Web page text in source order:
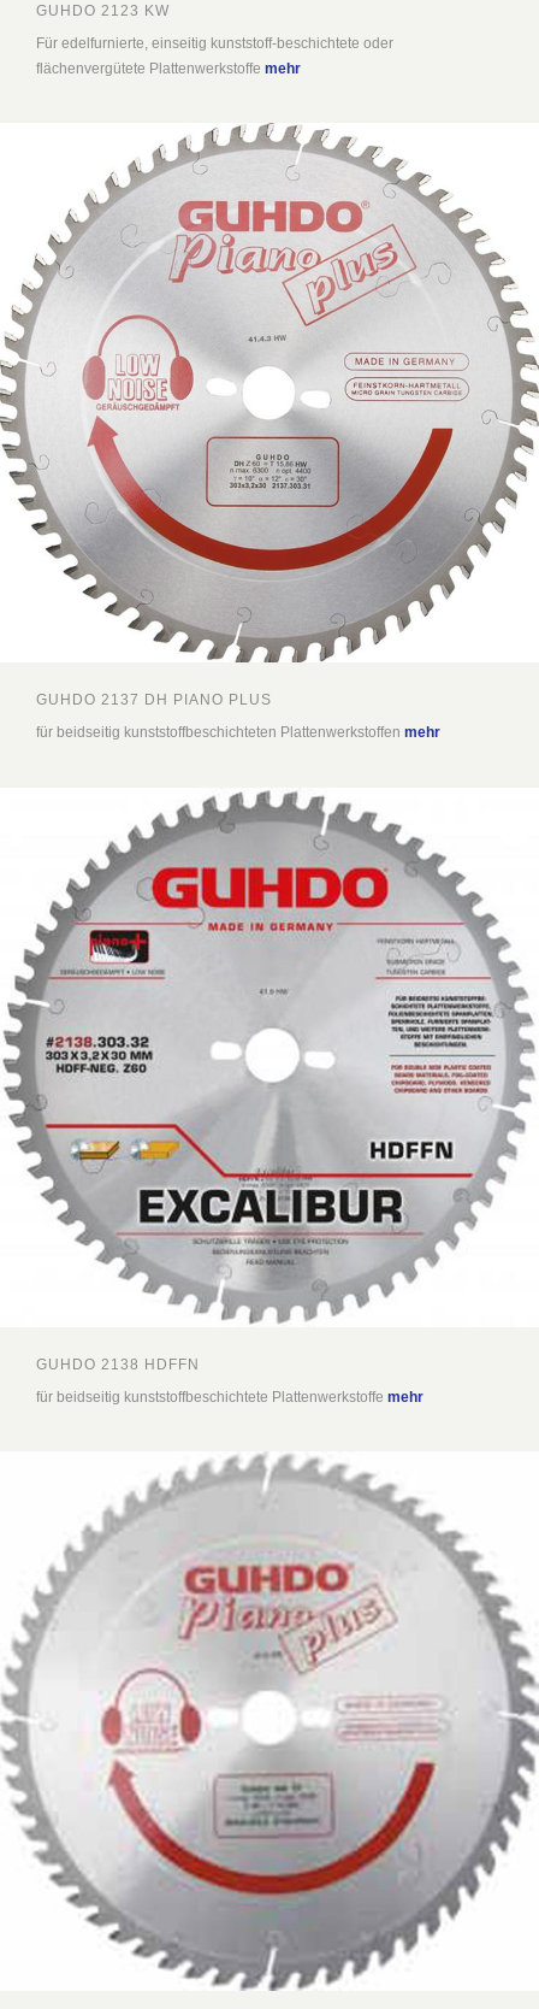
GUHDO 2123 KW
Für edelfurnierte, einseitig kunststoff-beschichtete oder
flächenvergütete Plattenwerkstoffe mehr
GUHDO 2137 DH PIANO PLUS
für beidseitig kunststoffbeschichteten Plattenwerkstoffen mehr
GUHDO 2138 HDFFN
für beidseitig kunststoffbeschichtete Plattenwerkstoffe mehr